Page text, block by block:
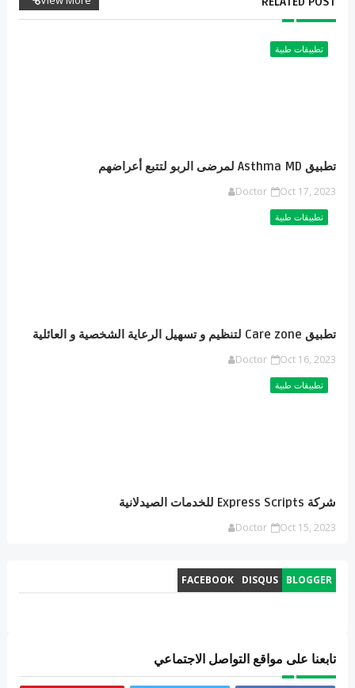
تطبيقات طبية
تطبيق Asthma MD لمرضى الربو لتتبع أعراضهم
Doctor Oct 17, 2023
تطبيقات طبية
تطبيق Care zone لتنظيم و تسهيل الرعاية الشخصية و العائلية
Doctor Oct 16, 2023
تطبيقات طبية
شركة Express Scripts للخدمات الصيدلانية
Doctor Oct 15, 2023
BLOGGER
DISQUS
FACEBOOK
تابعنا على مواقع التواصل الاجتماعي